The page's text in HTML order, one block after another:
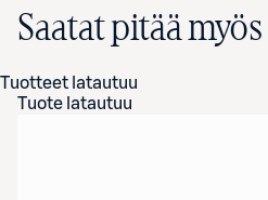
Saatat pitää
Tuotteet latautuu
Tuote latautuu